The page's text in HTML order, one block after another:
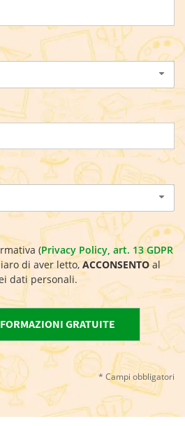
(Privacy Policy, art. 13 GDPR
di aver letto,ACCONSENTOal
dati personali.
* Campi obbligatori